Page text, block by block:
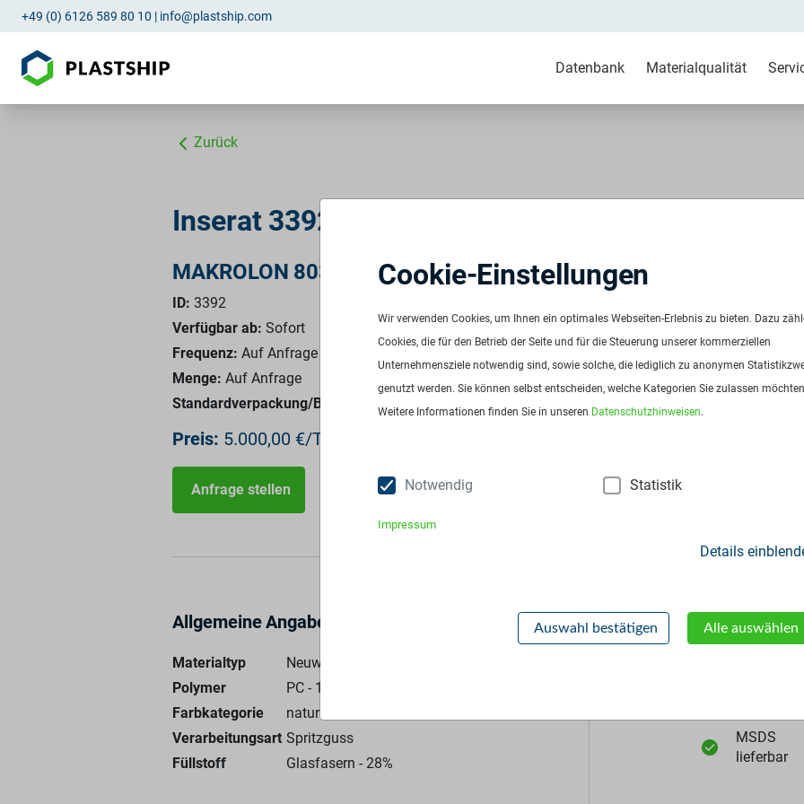
+49 (0) 6126 589 80 10 | info@plastship.com
Datenbank Materialqualität
Zurück
Inserat 3392: PC+ GF28 natur
MAKROLON 8035 NATUR 2017
ID: 3392
Verfügbar ab: Sofort
Frequenz: Auf Anfrage
Menge: Auf Anfrage
Standardverpackung/Bereitstellungsart:
25kg-Säcke
Preis: 5.000,00 €/T
Anfrage stellen
Allgemeine Angaben
Materialtyp
Neuware
Polymer
PC - 100%
Farbkategorie
natur
Verarbeitungsart Spritzguss
Füllstoff
Glasfasern - 28%
Zusätzliche
MSDS
lieferbar
Cookie-Einstellungen
Wir verwenden Cookies, um Ihnen ein optimales Webseiten-Erlebnis zu bieten. Dazu
Cookies, die für den Betrieb der Seite und für die Steuerung unserer kommerziellen
Unternehmensziele notwendig sind, sowie solche, die lediglich zu anonymen
genutzt werden. Sie können selbst entscheiden, welche Kategorien Sie zulassen
Weitere Informationen finden Sie in unseren Datenschutzhinweisen.
Notwendig Statistik
Impressum
Details
Auswahl bestätigen Alle auswählen